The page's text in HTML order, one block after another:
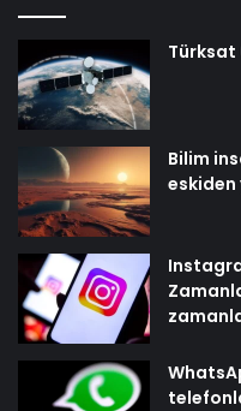
Türksat
Bilim
eskiden